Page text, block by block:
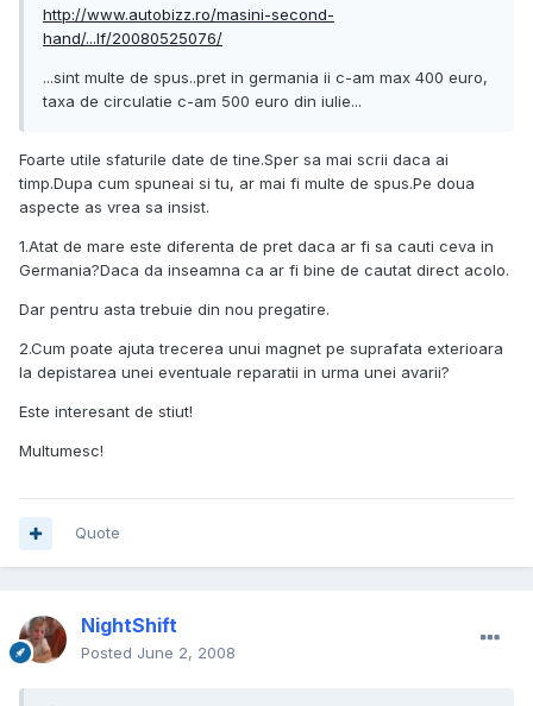
http://www.autobizz.ro/masini-second-
hand/...lf/20080525076/
...sint multe de spus..pret in germania ii c-am max 400 euro,
taxa de circulatie c-am 500 euro din iulie...
Foarte utile sfaturile date de tine.Sper sa mai scrii daca ai
timp.Dupa cum spuneai si tu, ar mai fi multe de spus.Pe doua
aspecte as vrea sa insist.
1.Atat de mare este diferenta de pret daca ar fi sa cauti ceva in
Germania?Daca da inseamna ca ar fi bine de cautat direct acolo.
Dar pentru asta trebuie din nou pregatire.
2.Cum poate ajuta trecerea unui magnet pe suprafata exterioara
la depistarea unei eventuale reparatii in urma unei avarii?
Este interesant de stiut!
Multumesc!
Quote
NightShift
Posted June 2, 2008